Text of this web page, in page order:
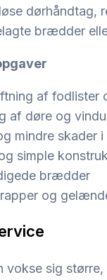
dørhåndtag,
brædder
af fodlister
af døre og
mindre skader
simple
brædder
og
vokse sig